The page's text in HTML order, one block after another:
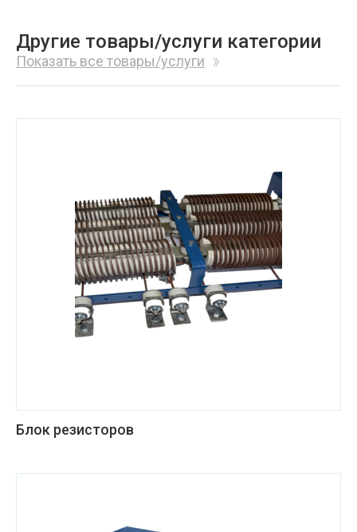
Другие товары/услуги категории
Показать все товары/услуги
Блок резисторов